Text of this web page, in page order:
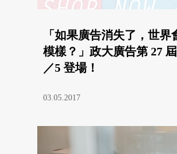
「如果廣告消失了，世界
模樣？」政大廣告第 27
／5 登場！
03.05.2017